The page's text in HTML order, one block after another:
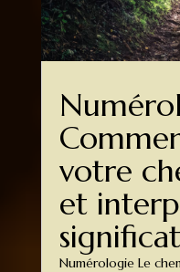
votre
et
Numérologie Le